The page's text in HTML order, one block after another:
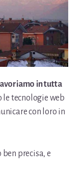
lavoriamo in tutta
tecnologie web
con loro in
precisa, e